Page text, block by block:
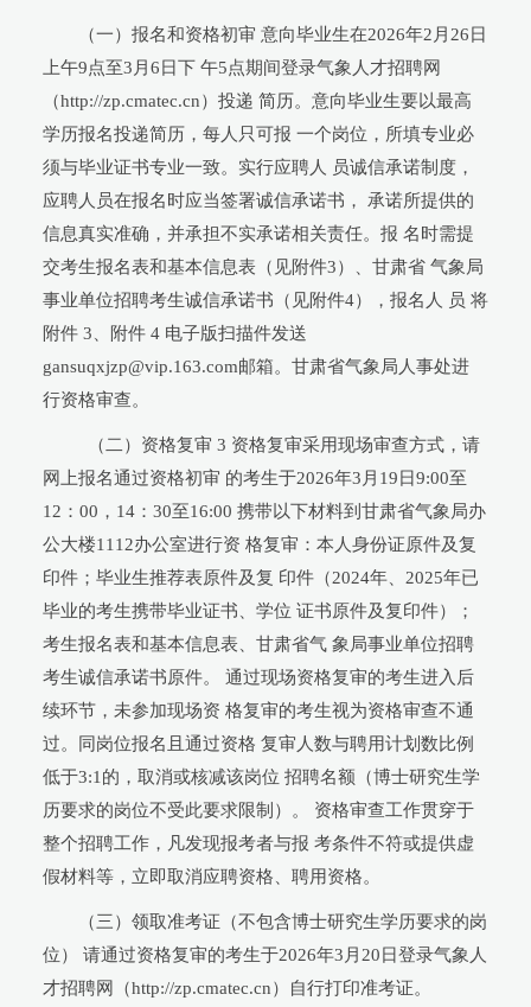
（一）报名和资格初审 意向毕业生在2026年2月26日
上午9点至3月6日下 午5点期间登录气象人才招聘网
（http://zp.cmatec.cn）投递 简历。意向毕业生要以最高
学历报名投递简历，每人只可报 一个岗位，所填专业必
须与毕业证书专业一致。实行应聘人 员诚信承诺制度，
应聘人员在报名时应当签署诚信承诺书， 承诺所提供的
信息真实准确，并承担不实承诺相关责任。报 名时需提
交考生报名表和基本信息表（见附件3）、甘肃省 气象局
事业单位招聘考生诚信承诺书（见附件4），报名人 员 将
附件 3、附件 4 电子版扫描件发送
gansuqxjzp@vip.163.com邮箱。甘肃省气象局人事处进
行资格审查。
（二）资格复审 3 资格复审采用现场审查方式，请
网上报名通过资格初审 的考生于2026年3月19日9:00至
12：00，14：30至16:00 携带以下材料到甘肃省气象局办
公大楼1112办公室进行资 格复审：本人身份证原件及复
印件；毕业生推荐表原件及复 印件（2024年、2025年已
毕业的考生携带毕业证书、学位 证书原件及复印件）；
考生报名表和基本信息表、甘肃省气 象局事业单位招聘
考生诚信承诺书原件。 通过现场资格复审的考生进入后
续环节，未参加现场资 格复审的考生视为资格审查不通
过。同岗位报名且通过资格 复审人数与聘用计划数比例
低于3:1的，取消或核减该岗位 招聘名额（博士研究生学
历要求的岗位不受此要求限制）。 资格审查工作贯穿于
整个招聘工作，凡发现报考者与报 考条件不符或提供虚
假材料等，立即取消应聘资格、聘用资格。
（三）领取准考证（不包含博士研究生学历要求的岗
位） 请通过资格复审的考生于2026年3月20日登录气象人
才招聘网（http://zp.cmatec.cn）自行打印准考证。